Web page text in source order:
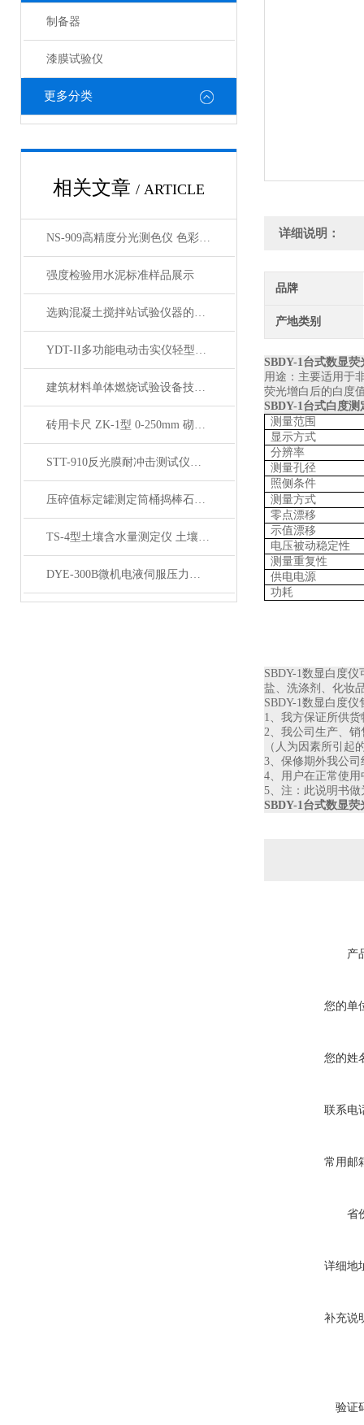
制备器
漆膜试验仪
更多分类
相关文章 / ARTICLE
NS-909高精度分光测色仪 色彩色差仪产品展示
强度检验用水泥标准样品展示
选购混凝土搅拌站试验仪器的关键步骤和考量
YDT-II多功能电动击实仪轻型重型击实仪产品简介
建筑材料单体燃烧试验设备技术参数
砖用卡尺 ZK-1型 0-250mm 砌墻砖砖用卡尺 产品展示
STT-910反光膜耐冲击测试仪产品展示
压碎值标定罐测定筒桶捣棒石子压碎仪产品展示
TS-4型土壤含水量测定仪 土壤湿度密度仪 产品展示
DYE-300B微机电液伺服压力试验机产品简介
详细说明：
品牌
产地类别
SBDY-1台式数显
用途：主要适用于
荧光增白后的白度
SBDY-1台式白度测
测量范围
显示方式
分辨率
测量孔径
照侧条件
测量方式
零点漂移
示值漂移
电压被动稳定性
测量重复性
供电电源
功耗
SBDY-1数显白度仪
盐、洗涤剂、化妆
SBDY-1数显白度仪
1 、我方保证所供
2、我公司生产、
（人为因素所引起
3、保修期外我公
4、用户在正常使
5、注：此说明书
SBDY-1台式数显
产
您的单
您的姓
联系电
常用邮
省
详细地
补充说
验证